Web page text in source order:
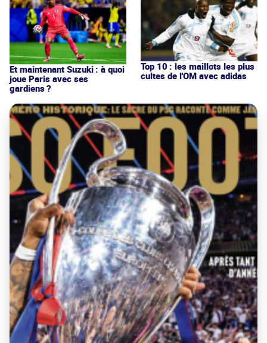
Et maintenant Suzuki : à quoi
joue Paris avec ses
gardiens ?
Top 10 : les maillots les plus
cultes de l'OM avec adidas